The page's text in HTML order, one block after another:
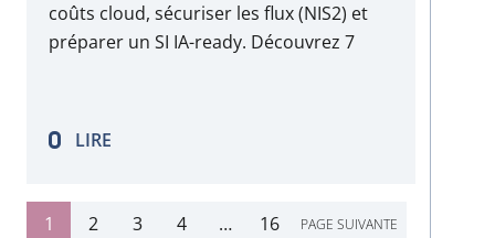
coûts cloud, sécuriser les flux (NIS2) et
préparer un SI IA-ready. Découvrez 7
LIRE
1 2 3 4 … 16 PAGE SUIVANTE